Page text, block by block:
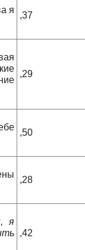
я
,37
,29
,50
,28
я
,42